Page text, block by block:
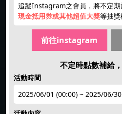
追蹤Instagram之會員，將不定期
現金抵用券或其他超值大獎等抽獎
前往instagram
不定時點數補給
活動時間
2025/06/01 (00:00) ~ 2025/06/